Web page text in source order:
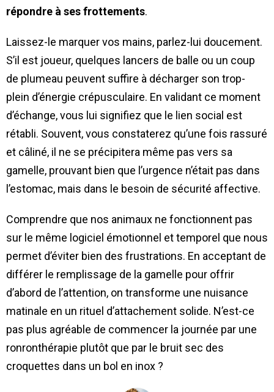
répondre à ses frottements.
Laissez-le marquer vos mains, parlez-lui doucement.
S’il est joueur, quelques lancers de balle ou un coup
de plumeau peuvent suffire à décharger son trop-
plein d’énergie crépusculaire. En validant ce moment
d’échange, vous lui signifiez que le lien social est
rétabli. Souvent, vous constaterez qu’une fois rassuré
et câliné, il ne se précipitera même pas vers sa
gamelle, prouvant bien que l’urgence n’était pas dans
l’estomac, mais dans le besoin de sécurité affective.
Comprendre que nos animaux ne fonctionnent pas
sur le même logiciel émotionnel et temporel que nous
permet d’éviter bien des frustrations. En acceptant de
différer le remplissage de la gamelle pour offrir
d’abord de l’attention, on transforme une nuisance
matinale en un rituel d’attachement solide. N’est-ce
pas plus agréable de commencer la journée par une
ronronthérapie plutôt que par le bruit sec des
croquettes dans un bol en inox ?